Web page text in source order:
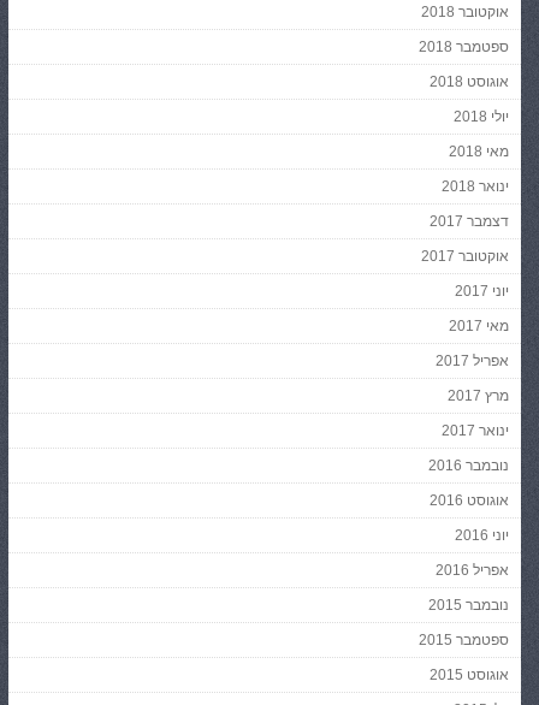
אוקטובר 2018
ספטמבר 2018
אוגוסט 2018
יולי 2018
מאי 2018
ינואר 2018
דצמבר 2017
אוקטובר 2017
יוני 2017
מאי 2017
אפריל 2017
מרץ 2017
ינואר 2017
נובמבר 2016
אוגוסט 2016
יוני 2016
אפריל 2016
נובמבר 2015
ספטמבר 2015
אוגוסט 2015